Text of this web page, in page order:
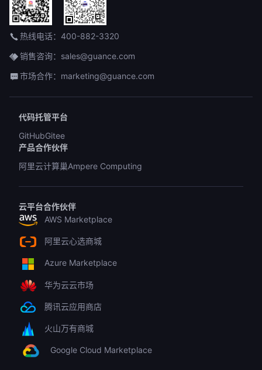
热线电话：400-882-3320
销售咨询：sales@guance.com
市场合作：marketing@guance.com
代码托管平台
GitHubGitee
产品合作伙伴
阿里云计算巢Ampere Computing
云平台合作伙伴
AWS Marketplace
阿里云心选商城
Azure Marketplace
华为云云市场
腾讯云应用商店
火山万有商城
Google Cloud Marketplace